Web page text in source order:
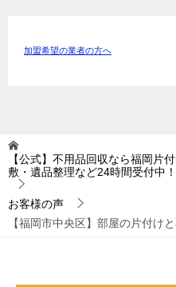
加盟希望の業者の方へ
【公式】不用品回収なら福岡片
敷・遺品整理など24時間受付中！
お客様の声
【福岡市中央区】部屋の片付け